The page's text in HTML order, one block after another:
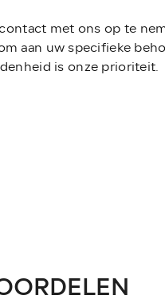
met ons op te
aan uw specifieke
is onze prioriteit.